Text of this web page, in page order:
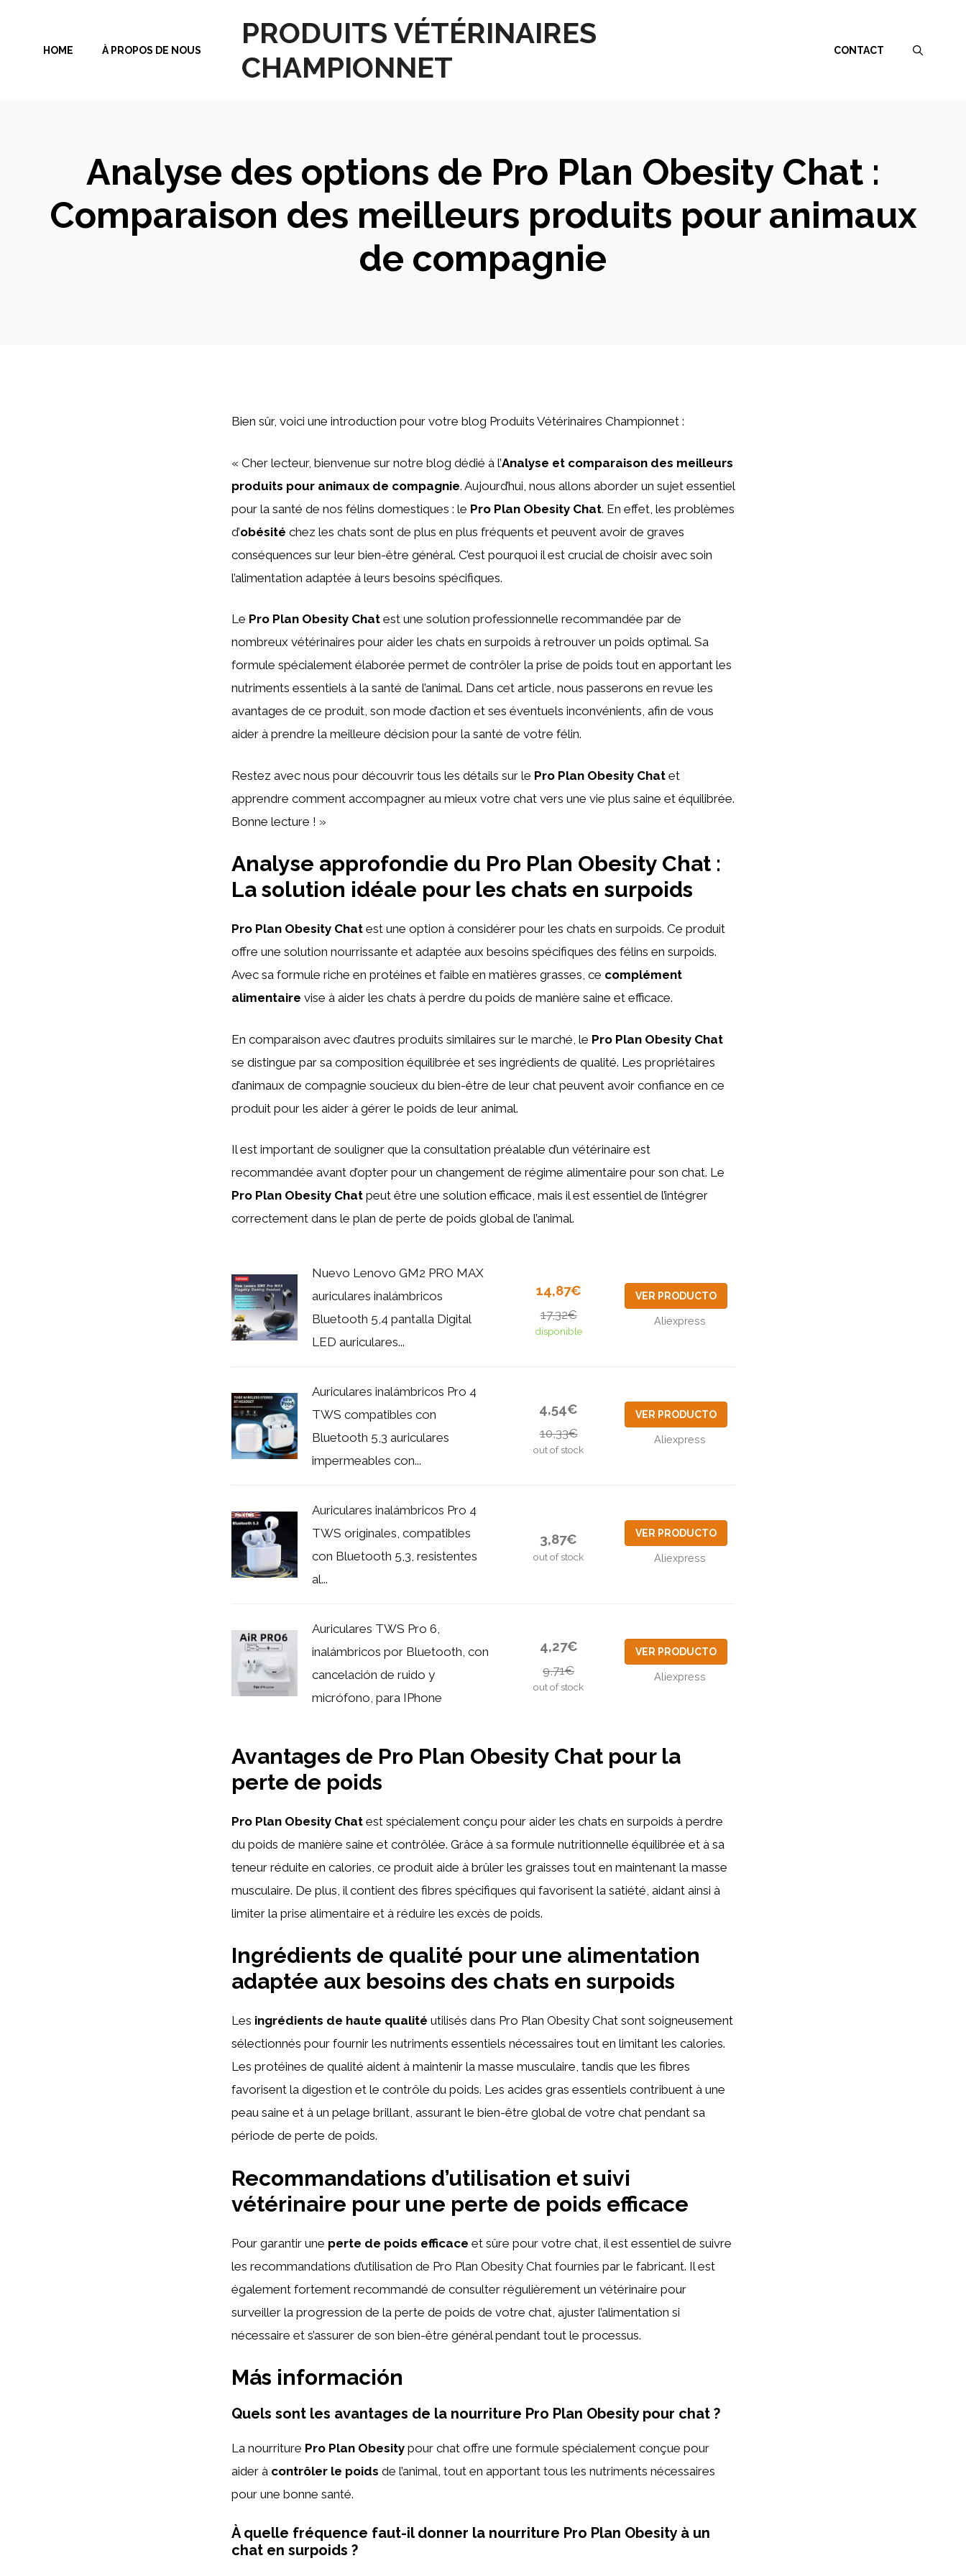
contenu
PRODUITS VÉTÉRINAIRES
CHAMPIONNET
HOME À PROPOS DE NOUS CONTACT
Analyse des options de Pro Plan Obesity Chat :
Comparaison des meilleurs produits pour animaux
de compagnie
Bien sûr, voici une introduction pour votre blog Produits Vétérinaires Championnet :
« Cher lecteur, bienvenue sur notre blog dédié à l’Analyse et comparaison des meilleurs
produits pour animaux de compagnie. Aujourd’hui, nous allons aborder un sujet essentiel
pour la santé de nos félins domestiques : le Pro Plan Obesity Chat. En effet, les problèmes
d’obésité chez les chats sont de plus en plus fréquents et peuvent avoir de graves
conséquences sur leur bien-être général. C’est pourquoi il est crucial de choisir avec soin
l’alimentation adaptée à leurs besoins spécifiques.
Le Pro Plan Obesity Chat est une solution professionnelle recommandée par de
nombreux vétérinaires pour aider les chats en surpoids à retrouver un poids optimal. Sa
formule spécialement élaborée permet de contrôler la prise de poids tout en apportant les
nutriments essentiels à la santé de l’animal. Dans cet article, nous passerons en revue les
avantages de ce produit, son mode d’action et ses éventuels inconvénients, afin de vous
aider à prendre la meilleure décision pour la santé de votre félin.
Restez avec nous pour découvrir tous les détails sur le Pro Plan Obesity Chat et
apprendre comment accompagner au mieux votre chat vers une vie plus saine et équilibrée.
Bonne lecture ! »
Analyse approfondie du Pro Plan Obesity Chat :
La solution idéale pour les chats en surpoids
Pro Plan Obesity Chat est une option à considérer pour les chats en surpoids. Ce produit
offre une solution nourrissante et adaptée aux besoins spécifiques des félins en surpoids.
Avec sa formule riche en protéines et faible en matières grasses, ce complément
alimentaire vise à aider les chats à perdre du poids de manière saine et efficace.
En comparaison avec d’autres produits similaires sur le marché, le Pro Plan Obesity Chat
se distingue par sa composition équilibrée et ses ingrédients de qualité. Les propriétaires
d’animaux de compagnie soucieux du bien-être de leur chat peuvent avoir confiance en ce
produit pour les aider à gérer le poids de leur animal.
Il est important de souligner que la consultation préalable d’un vétérinaire est
recommandée avant d’opter pour un changement de régime alimentaire pour son chat. Le
Pro Plan Obesity Chat peut être une solution efficace, mais il est essentiel de l’intégrer
correctement dans le plan de perte de poids global de l’animal.
Nuevo Lenovo GM2 PRO MAX
auriculares inalámbricos
Bluetooth 5,4 pantalla Digital
LED auriculares...
14,87€
17,32€
disponible
VER PRODUCTO
Aliexpress
Auriculares inalámbricos Pro 4
TWS compatibles con
Bluetooth 5,3 auriculares
impermeables con...
4,54€
10,33€
out of stock
VER PRODUCTO
Aliexpress
Auriculares inalámbricos Pro 4
TWS originales, compatibles
con Bluetooth 5,3, resistentes
al...
3,87€
out of stock
VER PRODUCTO
Aliexpress
Auriculares TWS Pro 6,
inalámbricos por Bluetooth, con
cancelación de ruido y
micrófono, para IPhone
4,27€
9,71€
out of stock
VER PRODUCTO
Aliexpress
Avantages de Pro Plan Obesity Chat pour la
perte de poids
Pro Plan Obesity Chat est spécialement conçu pour aider les chats en surpoids à perdre
du poids de manière saine et contrôlée. Grâce à sa formule nutritionnelle équilibrée et à sa
teneur réduite en calories, ce produit aide à brûler les graisses tout en maintenant la masse
musculaire. De plus, il contient des fibres spécifiques qui favorisent la satiété, aidant ainsi à
limiter la prise alimentaire et à réduire les excès de poids.
Ingrédients de qualité pour une alimentation
adaptée aux besoins des chats en surpoids
Les ingrédients de haute qualité utilisés dans Pro Plan Obesity Chat sont soigneusement
sélectionnés pour fournir les nutriments essentiels nécessaires tout en limitant les calories.
Les protéines de qualité aident à maintenir la masse musculaire, tandis que les fibres
favorisent la digestion et le contrôle du poids. Les acides gras essentiels contribuent à une
peau saine et à un pelage brillant, assurant le bien-être global de votre chat pendant sa
période de perte de poids.
Recommandations d’utilisation et suivi
vétérinaire pour une perte de poids efficace
Pour garantir une perte de poids efficace et sûre pour votre chat, il est essentiel de suivre
les recommandations d’utilisation de Pro Plan Obesity Chat fournies par le fabricant. Il est
également fortement recommandé de consulter régulièrement un vétérinaire pour
surveiller la progression de la perte de poids de votre chat, ajuster l’alimentation si
nécessaire et s’assurer de son bien-être général pendant tout le processus.
Más información
Quels sont les avantages de la nourriture Pro Plan Obesity pour chat ?
La nourriture Pro Plan Obesity pour chat offre une formule spécialement conçue pour
aider à contrôler le poids de l’animal, tout en apportant tous les nutriments nécessaires
pour une bonne santé.
À quelle fréquence faut-il donner la nourriture Pro Plan Obesity à un
chat en surpoids ?